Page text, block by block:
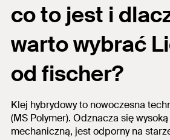
co to jest i
warto wybrać
od fischer?
Klej hybrydowy to nowoczesna
(MS Polymer). Odznacza się wysoką
mechaniczną, jest odporny na